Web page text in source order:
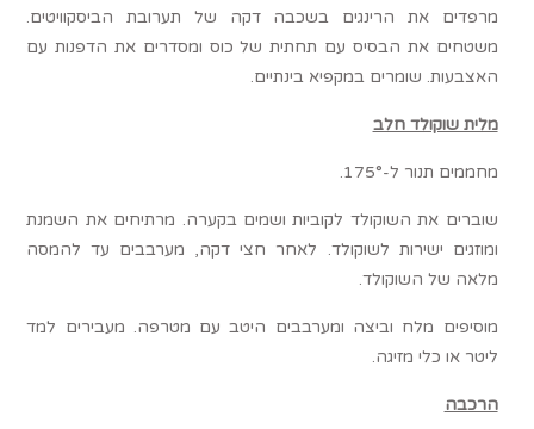
מרפדים את הרינגים בשכבה דקה של תערובת הביסקוויטים.
משטחים את הבסיס עם תחתית של כוס ומסדרים את הדפנות עם
האצבעות. שומרים במקפיא בינתיים.
מלית שוקולד חלב
מחממים תנור ל-175°.
שוברים את השוקולד לקוביות ושמים בקערה. מרתיחים את השמנת
ומוזגים ישירות לשוקולד. לאחר חצי דקה, מערבבים עד להמסה
מלאה של השוקולד.
מוסיפים מלח וביצה ומערבבים היטב עם מטרפה. מעבירים למד
ליטר או כלי מזיגה.
הרכבה